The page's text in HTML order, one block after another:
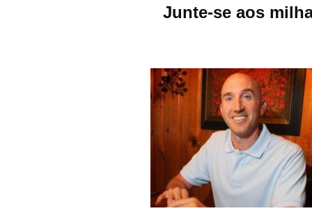
Junte-se aos